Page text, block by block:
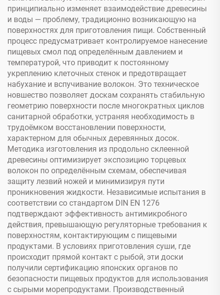
принципиально изменяет взаимодействие древесины
и воды — проблему, традиционно возникающую на
поверхностях для приготовления пищи. Собственный
процесс предусматривает контролируемое нанесение
пищевых смол под определённым давлением и
температурой, что приводит к постоянному
укреплению клеточных стенок и предотвращает
набухание и вспучивание волокон. Это техническое
новшество позволяет доскам сохранять стабильную
геометрию поверхности после многократных циклов
санитарной обработки, устраняя необходимость в
трудоёмком восстановлении поверхности,
характерном для обычных деревянных досок.
Методика изготовления из продольно склеенной
древесины оптимизирует экспозицию торцевых
волокон по определённым схемам, обеспечивая
защиту лезвий ножей и минимизируя пути
проникновения жидкости. Независимые испытания в
соответствии со стандартом DIN EN 1276
подтверждают эффективность антимикробного
действия, превышающую регуляторные требования к
поверхностям, контактирующим с пищевыми
продуктами. В условиях приготовления суши, где
происходит прямой контакт с рыбой, эти доски
получили сертификацию японских органов по
безопасности пищевых продуктов для использования
с сырыми морепродуктами. Производственный